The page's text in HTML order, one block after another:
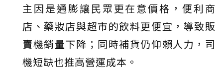
主因是通膨讓民眾更在意價格，便利商
店、藥妝店與超市的飲料更便宜，導致販
賣機銷量下降；同時補貨仍仰賴人力，司
機短缺也推高營運成本。